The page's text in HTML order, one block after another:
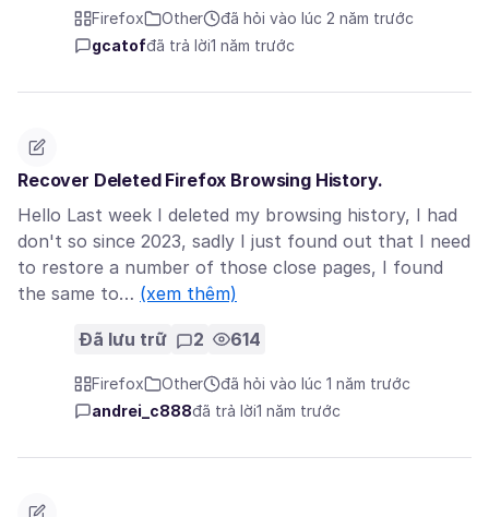
Firefox Other
đã hỏi vào lúc 2 năm trước
gcatofđã trả lời1 năm trước
Recover Deleted Firefox Browsing History.
Hello Last week I deleted my browsing history, I had
don't so since 2023, sadly I just found out that I need
to restore a number of those close pages, I found
the same to… (xem thêm)
Đã lưu trữ 2 614
Firefox Other
đã hỏi vào lúc 1 năm trước
andrei_c888đã trả lời1 năm trước